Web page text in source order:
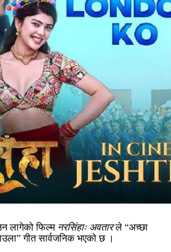
लागेको फिल्म नरसिंहाः अवतारले “अच्छा
गीत सार्वजनिक भएको छ ।